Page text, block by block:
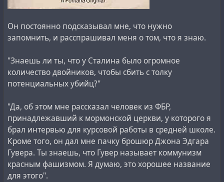
Он постоянно подсказывал мне, что нужно
запомнить, и расспрашивал меня о том, что я знаю.
"Знаешь ли ты, что у Сталина было огромное
количество двойников, чтобы сбить с толку
потенциальных убийц?"
"Да, об этом мне рассказал человек из ФБР,
принадлежавший к мормонской церкви, у которого я
брал интервью для курсовой работы в средней школе.
Кроме того, он дал мне пачку брошюр Джона Эдгара
Гувера. Ты знаешь, что Гувер называет коммунизм
красным фашизмом. Я думаю, это хорошее название
для этого".